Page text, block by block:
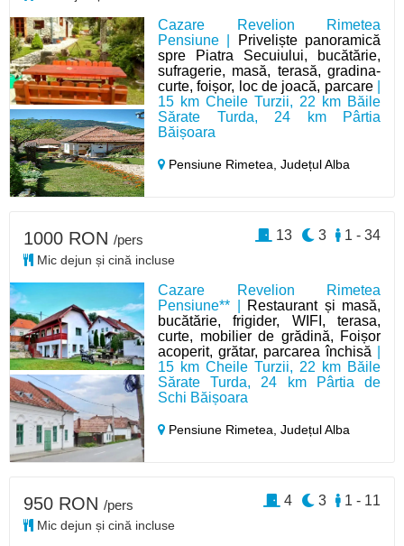
Cazare Revelion Rimetea
Pensiune |
Priveliște panoramică
spre Piatra Secuiului, bucătărie,
sufragerie, masă, terasă, gradina-
curte, foișor, loc de joacă, parcare|
15 km Cheile Turzii, 22 km Băile
Sărate Turda, 24 km Pârtia
Băișoara
Pensiune Rimetea,Județul Alba
Cazare Revelion Rimetea
Pensiune** |
Restaurant și masă,
bucătărie, frigider, WIFI, terasa,
curte, mobilier de grădină, Foișor
acoperit, grătar, parcarea închisă
15 km Cheile Turzii, 22 km Băile
Sărate Turda, 24 km Pârtia de
Schi Băișoara
Pensiune Rimetea,Județul Alba
1000 RON /pers
Mic dejun și cină incluse
1 - 34
3
13
950 RON /pers
Mic dejun și cină incluse
1 - 11
3
4